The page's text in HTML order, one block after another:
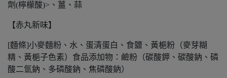
劑(檸檬酸)>、薑、蒜
【赤丸新味】
[麵條]小麥麵粉、水、蛋清蛋白、食鹽、黃梔粉（麥芽糊
精、黃梔子色素）食品添加物：鹼粉（碳酸鉀、碳酸鈉、磷
酸二氫鈉、多磷酸鈉、焦磷酸鈉）